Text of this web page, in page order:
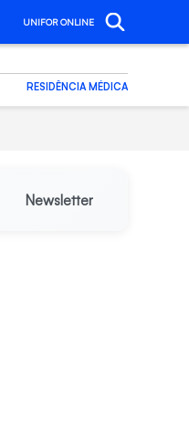
UNIFOR ONLINE
RESIDÊNCIA MÉDICA
Newsletter